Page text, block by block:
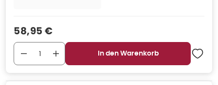
Verkaufspreis
58,95 €
In den Warenkorb